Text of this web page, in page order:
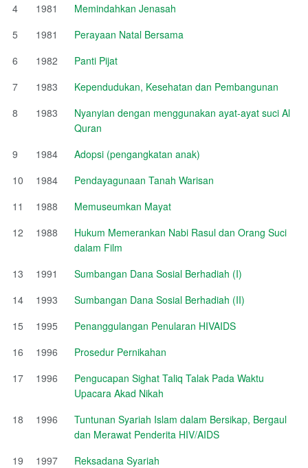
4
1981
Memindahkan Jenasah
5
1981
Perayaan Natal Bersama
6
1982
Panti Pijat
7
1983
Kependudukan, Kesehatan dan Pembangunan
8
1983
Nyanyian dengan menggunakan ayat-ayat suci Al
Quran
9
1984
Adopsi (pengangkatan anak)
10
1984
Pendayagunaan Tanah Warisan
11
1988
Memuseumkan Mayat
12
1988
Hukum Memerankan Nabi Rasul dan Orang Suci
dalam Film
13
1991
Sumbangan Dana Sosial Berhadiah (I)
14
1993
Sumbangan Dana Sosial Berhadiah (II)
15
1995
Penanggulangan Penularan HIVAIDS
16
1996
Prosedur Pernikahan
17
1996
Pengucapan Sighat Taliq Talak Pada Waktu
Upacara Akad Nikah
18
1996
Tuntunan Syariah Islam dalam Bersikap, Bergaul
dan Merawat Penderita HIV/AIDS
19
1997
Reksadana Syariah